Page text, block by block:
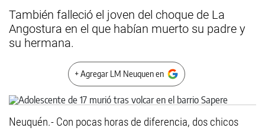
También falleció el joven del choque de La
Angostura en el que habían muerto su padre y
su hermana.
+ Agregar LM Neuquen en
Neuquén.- Con pocas horas de diferencia, dos chicos